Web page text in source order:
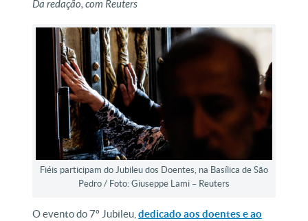
Da redação, com Reuters
Fiéis participam do Jubileu dos Doentes, na Basílica de São
Pedro / Foto: Giuseppe Lami – Reuters
O evento do 7º Jubileu,dedicado aos doentes e ao